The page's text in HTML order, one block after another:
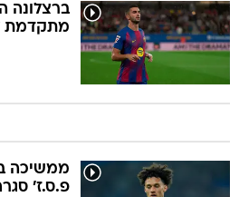
ברצלונה
מתקדמת
ממשיכה